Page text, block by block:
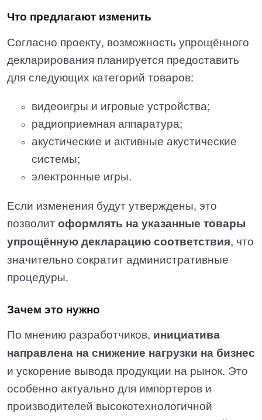
Что предлагают изменить
Согласно проекту, возможность упрощённого
декларирования планируется предоставить
для следующих категорий товаров:
видеоигры и игровые устройства;
радиоприемная аппаратура;
акустические и активные акустические
системы;
электронные игры.
Если изменения будут утверждены, это
позволитоформлять на указанные товары
упрощённую декларацию соответствия, что
значительно сократит административные
процедуры.
Зачем это нужно
По мнению разработчиков, инициатива
направлена на снижение нагрузки на бизнес
и ускорение вывода продукции на рынок. Это
особенно актуально для импортеров и
производителей высокотехнологичной